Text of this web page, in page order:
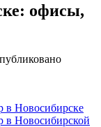
офисы,
в Новосибирске
в Новосибирской